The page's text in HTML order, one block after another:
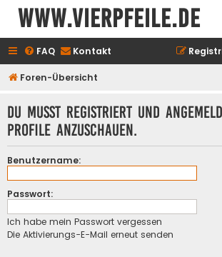
www.vierpfeile.de
FAQ Kontakt
Foren-Übersicht
Du musst registriert und
Profile anzuschauen.
Benutzername:
Passwort:
Ich habe mein Passwort vergessen
Die Aktivierungs-E-Mail erneut senden